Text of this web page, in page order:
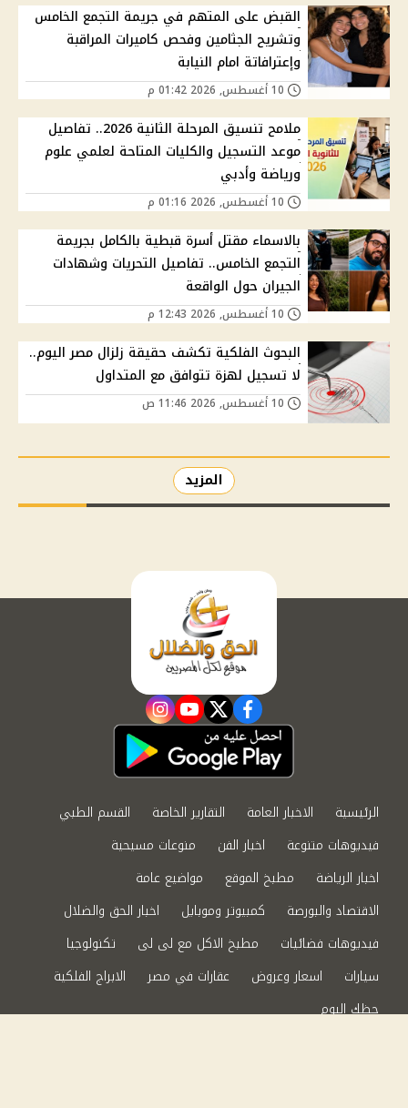
القبض على المتهم في جريمة التجمع الخامس
وتشريح الجثامين وفحص كاميرات المراقبة
وإعترافاتة امام النيابة
ملامح تنسيق المرحلة الثانية 2026.. تفاصيل
موعد التسجيل والكليات المتاحة لعلمي علوم
ورياضة وأدبي
بالاسماء مقتل أسرة قبطية بالكامل بجريمة
التجمع الخامس.. تفاصيل التحريات وشهادات
الجيران حول الواقعة
البحوث الفلكية تكشف حقيقة زلزال مصر اليوم..
لا تسجيل لهزة تتوافق مع المتداول
المزيد
facebook
twitter
youtube
instagram
الرئيسية الاخبار العامة التقارير الخاصة
القسم الطبي
فيديوهات متنوعة
اخبار الفن
منوعات مسيحية
اخبار الرياضة
مطبخ الموقع
مواضيع عامة
الاقتصاد والبورصة
كمبيوتر وموبايل
اخبار الحق والضلال
فيديوهات فضائيات
مطبخ الاكل مع لى لى
تكنولوجيا
سيارات
اسعار وعروض عقارات في مصر
الابراج الفلكية
حظك اليوم